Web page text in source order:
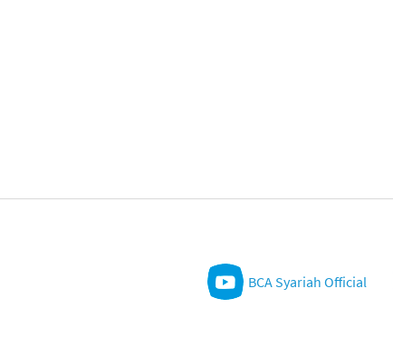
BCA Syariah Official